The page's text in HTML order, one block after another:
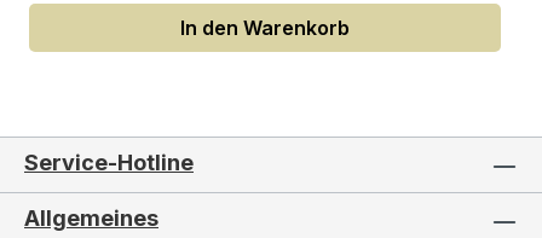
In den Warenkorb
Service-Hotline
Allgemeines